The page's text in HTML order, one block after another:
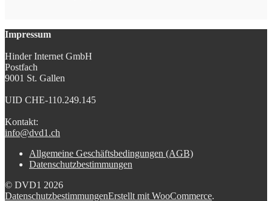
Impressum
Hinder Internet GmbH
Postfach
9001 St. Gallen
UID CHE-110.249.145
Kontakt:
info@dvd1.ch
Allgemeine Geschäftsbedingungen (AGB)
Datenschutzbestimmungen
© DVD1 2026
DatenschutzbestimmungenErstellt mit WooCommerce.